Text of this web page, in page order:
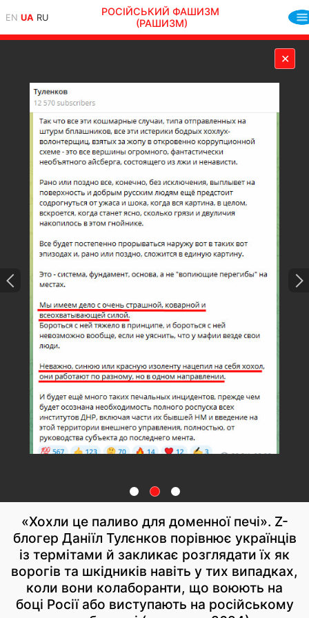
EN UA RU
РОСІЙСЬКИЙ ФАШИЗМ
(РАШИЗМ)
✕
«Хохли це паливо для доменної печі». Z-
блогер Даніїл Тулєнков порівнює українців
із термітами й закликає розглядати їх як
ворогів та шкідників навіть у тих випадках,
коли вони колаборанти, що воюють на
боці Росії або виступають на російському